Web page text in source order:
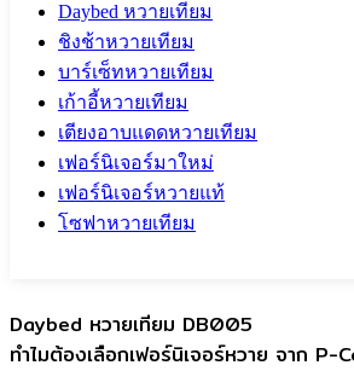
Daybed หวายเทียม
ชิงช้าหวายเทียม
บาร์เซ็ทหวายเทียม
เก้าอี้หวายเทียม
เตียงอาบแดดหวายเทียม
เฟอร์นิเจอร์มาใหม่
เฟอร์นิเจอร์หวายแท้
โซฟาหวายเทียม
Daybed หวายเทียม DB005
ทำไมต้องเลือกเฟอร์นิเจอร์หวาย จาก